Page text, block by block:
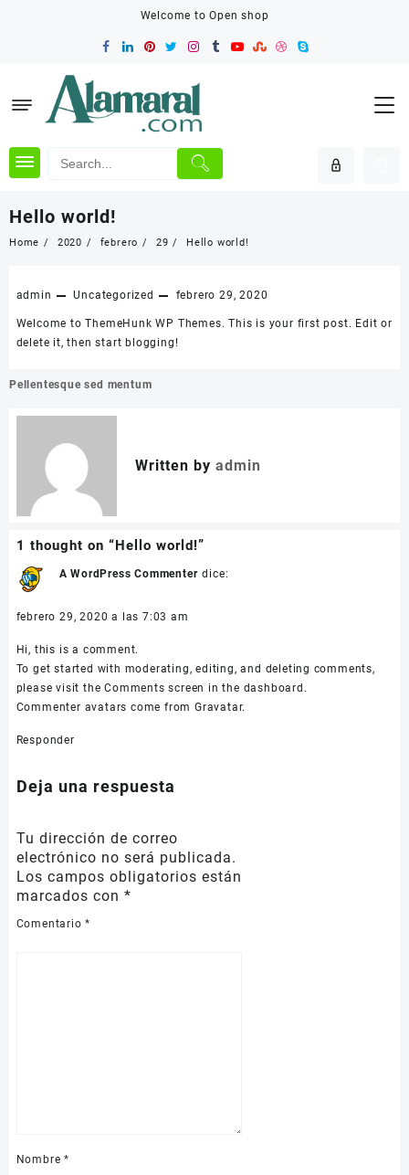
Welcome to Open shop
Hello world!
Home 2020 febrero 29 Hello world!
admin Uncategorized febrero 29, 2020
Welcome toThemeHunk WP Themes. This is your first post. Edit or
delete it, then start blogging!
Navegación
Pellentesque sed mentum
Written by admin
1 thought on “ Hello world!”
A WordPress Commenter dice:
febrero 29, 2020 a las 7:03 am
Hi, this is a comment.
To get started with moderating, editing, and deleting comments,
please visit the Comments screen in the dashboard.
Commenter avatars come from Gravatar.
Responder
Deja una respuesta
Tu dirección de correo
electrónico no será publicada.
Los campos obligatorios están
marcados con *
Comentario*
Nombre*